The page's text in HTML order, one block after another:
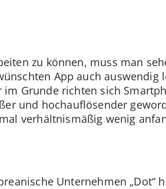
zu können, muss man
App auch
Grunde richten sich
und hochauflösender
verhältnismäßig wenig
Unternehmen „Dot“